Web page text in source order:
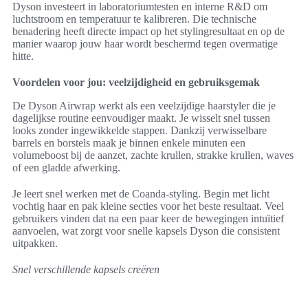
Dyson investeert in laboratoriumtesten en interne R&D om
luchtstroom en temperatuur te kalibreren. Die technische
benadering heeft directe impact op het stylingresultaat en op de
manier waarop jouw haar wordt beschermd tegen overmatige
hitte.
Voordelen voor jou: veelzijdigheid en gebruiksgemak
De Dyson Airwrap werkt als een veelzijdige haarstyler die je
dagelijkse routine eenvoudiger maakt. Je wisselt snel tussen
looks zonder ingewikkelde stappen. Dankzij verwisselbare
barrels en borstels maak je binnen enkele minuten een
volumeboost bij de aanzet, zachte krullen, strakke krullen, waves
of een gladde afwerking.
Je leert snel werken met de Coanda-styling. Begin met licht
vochtig haar en pak kleine secties voor het beste resultaat. Veel
gebruikers vinden dat na een paar keer de bewegingen intuïtief
aanvoelen, wat zorgt voor snelle kapsels Dyson die consistent
uitpakken.
Snel verschillende kapsels creëren